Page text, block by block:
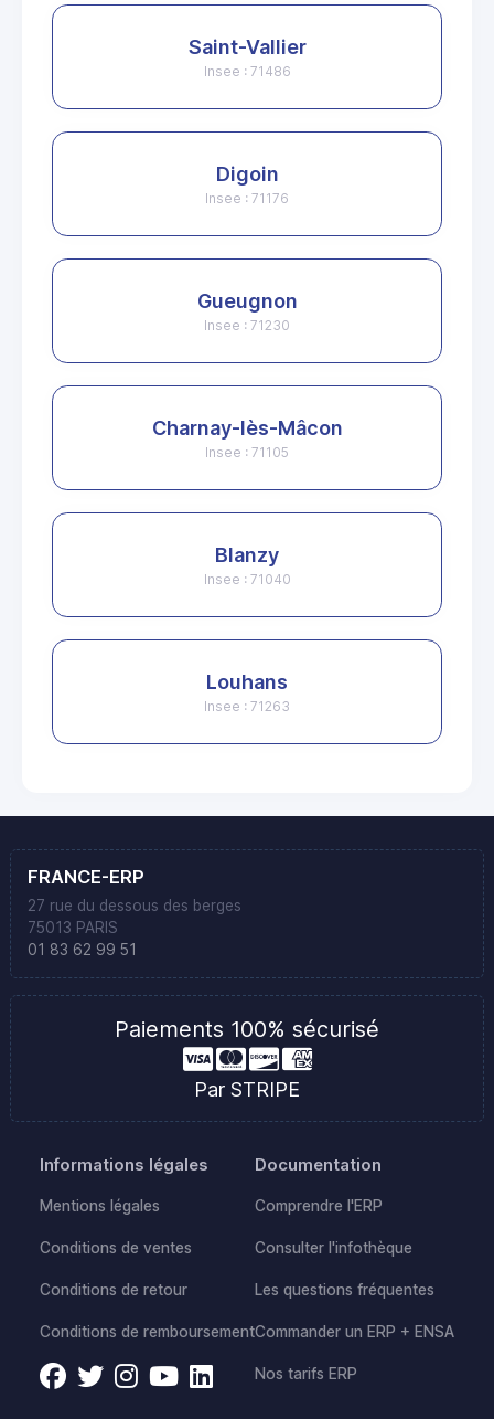
Saint-Vallier
Insee : 71486
Digoin
Insee : 71176
Gueugnon
Insee : 71230
Charnay-lès-Mâcon
Insee : 71105
Blanzy
Insee : 71040
Louhans
Insee : 71263
FRANCE-ERP
27 rue du dessous des berges
75013 PARIS
01 83 62 99 51
Paiements 100% sécurisé
Par STRIPE
Informations légales
Mentions légales
Conditions de ventes
Conditions de retour
Conditions de remboursement
Documentation
Comprendre l'ERP
Consulter l'infothèque
Les questions fréquentes
Commander un ERP + ENSA
Nos tarifs ERP